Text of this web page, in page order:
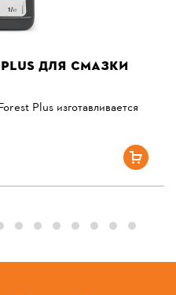
PLUS ДЛЯ СМАЗКИ
Plus изготавливается